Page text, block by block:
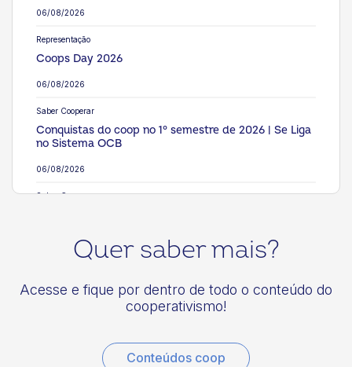
06/08/2026
Representação
06/08/2026
Coops Day 2026
Saber Cooperar
06/08/2026
Conquistas do coop no 1° semestre de 2026 | Se Liga
no Sistema OCB
Saber Cooperar
05/08/2026
Sistema OCB adere a pacto de combate à violência
Quer saber mais?
Acesse e fique por dentro de todo o conteúdo do
cooperativismo!
Conteúdos coop